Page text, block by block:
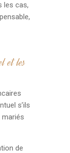
les cas,
et les
s’ils
de